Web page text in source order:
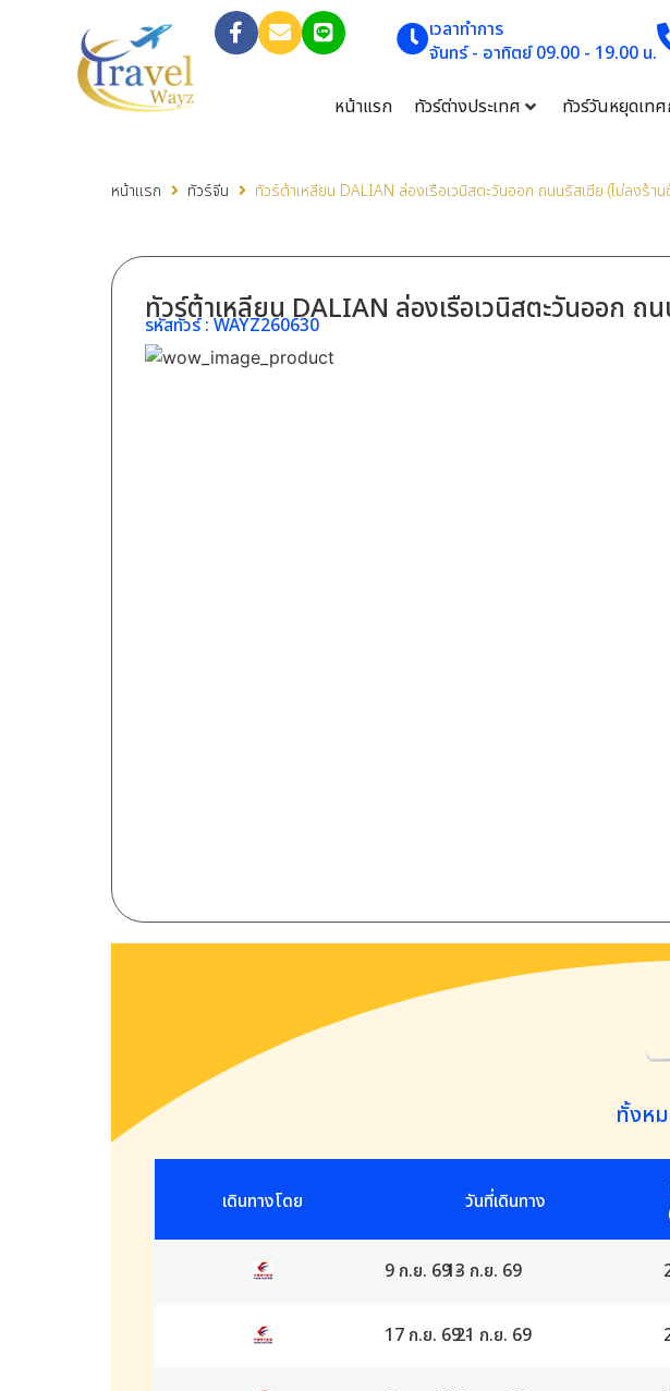
เวลาทำการ
จันทร์ - อาทิตย์ 09.00 - 19.00 น.
หน้าแรก ทัวร์ต่างประเทศ ทัวร์วันหยุดเท
หน้าแรก ทัวร์จีน ทัวร์ต้าเหลียน DALIAN ล่องเรือเวนิสตะวันออก ถนนรัสเซีย (ไม่ลงร้าน
ทัวร์ต้าเหลียน DALIAN ล่องเรือเวนิสตะวันออก ถ
รหัสทัวร์ :WAYZ260630
ทั้งห
เดินทางโดย วันที่เดินทาง
9 ก.ย. 69-
13 ก.ย. 69
17 ก.ย. 69-
21 ก.ย. 69